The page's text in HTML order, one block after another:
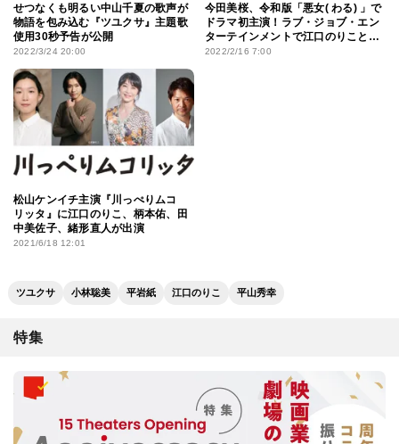
せつなくも明るい中山千夏の歌声が
物語を包み込む『ツユクサ』主題歌
使用30秒予告が公開
2022/3/24 20:00
今田美桜、令和版「悪女( わる) 」で
ドラマ初主演！ラブ・ジョブ・エン
ターテインメントで江口のりこと初
共演
2022/2/16 7:00
松山ケンイチ主演『川っぺりムコ
リッタ』に江口のりこ、柄本佑、田
中美佐子、緒形直人が出演
2021/6/18 12:01
ツユクサ 小林聡美 平岩紙 江口のりこ 平山秀幸
特集